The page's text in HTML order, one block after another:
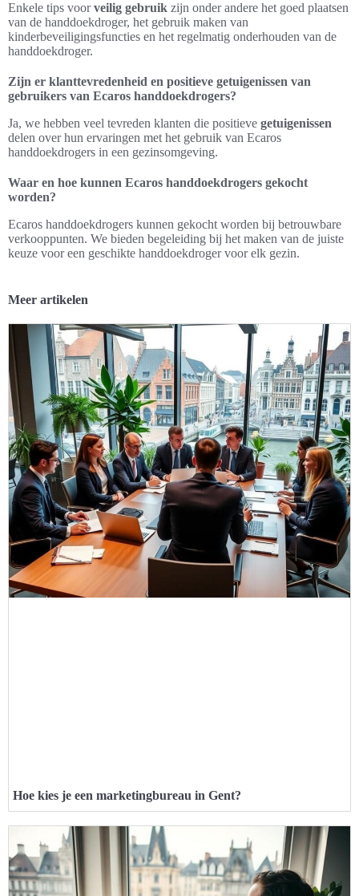
Enkele tips voorveilig gebruik zijn onder andere het goed plaatsen
van de handdoekdroger, het gebruik maken van
kinderbeveiligingsfuncties en het regelmatig onderhouden van de
handdoekdroger.
Zijn er klanttevredenheid en positieve getuigenissen van
gebruikers van Ecaros handdoekdrogers?
Ja, we hebben veel tevreden klanten die positieve getuigenissen
delen over hun ervaringen met het gebruik van Ecaros
handdoekdrogers in een gezinsomgeving.
Waar en hoe kunnen Ecaros handdoekdrogers gekocht
worden?
Ecaros handdoekdrogers kunnen gekocht worden bij betrouwbare
verkooppunten. We bieden begeleiding bij het maken van de juiste
keuze voor een geschikte handdoekdroger voor elk gezin.
Meer artikelen
Hoe kies je een marketingbureau in Gent?